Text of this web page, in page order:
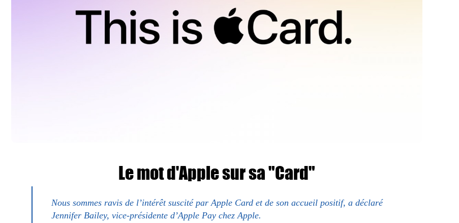
Le mot d'Apple sur sa "Card"
Nous sommes ravis de l’intérêt suscité par Apple Card et de son accueil positif, a déclaré
Jennifer Bailey, vice-présidente d’Apple Pay chez Apple.